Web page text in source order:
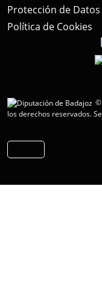
Protección de Datos
Política de Cookies
©
los derechos reservados.